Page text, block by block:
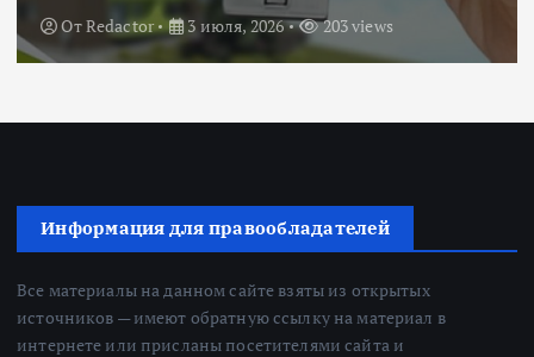
ОтRedactor 18 июня, 2026 223 views
Информация для правообладателей
Все материалы на данном сайте взяты из открытых
источников — имеют обратную ссылку на материал в
интернете или присланы посетителями сайта и